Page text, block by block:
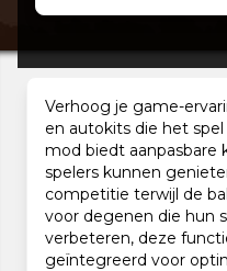
Verhoog je game-
en autokits die het
mod biedt aanpasbare
spelers kunnen
competitie terwijl de
voor degenen die hun
verbeteren, deze
geïntegreerd voor